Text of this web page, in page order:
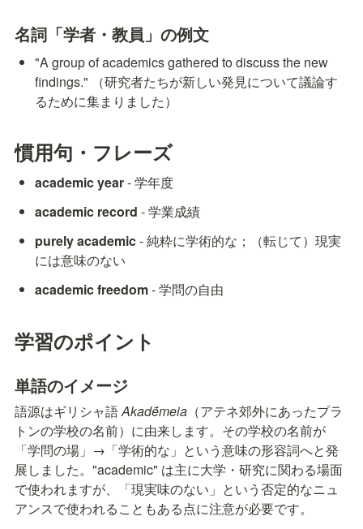
名詞「学者・教員」の例文
"A group of academics gathered to discuss the new
findings." （研究者たちが新しい発見について議論す
るために集まりました）
慣用句・フレーズ
academic year - 学年度
academic record - 学業成績
purely academic - 純粋に学術的な；（転じて）現実
には意味のない
academic freedom - 学問の自由
学習のポイント
単語のイメージ
語源はギリシャ語 Akadḗmeia （アテネ郊外にあったプラ
トンの学校の名前）に由来します。その学校の名前が
「学問の場」→「学術的な」という意味の形容詞へと発
展しました。"academic" は主に大学・研究に関わる場面
で使われますが、「現実味のない」という否定的なニュ
アンスで使われることもある点に注意が必要です。